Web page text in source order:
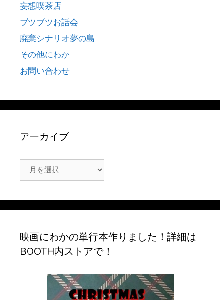
妄想喫茶店
ブツブツお話会
廃棄シナリオ夢の島
その他にわか
お問い合わせ
アーカイブ
ー
映画にわかの単行本作りました！詳細は
BOOTH内ストアで！